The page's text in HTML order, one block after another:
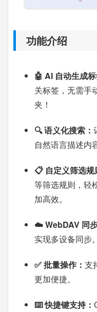
功能介绍
🤖 AI 自动生成标
关标签，无需手
夹！
🔍 语义化搜索：
自然语言描述内
📋 自定义筛选规
等筛选规则，轻
加高效。
☁️ WebDAV 同步
实现多设备同步。
✅ 批量操作： 支
更加便捷。
⌨️ 快捷键支持：